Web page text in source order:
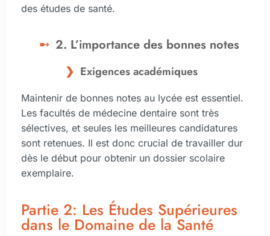
des études de santé.
2. L’importance des bonnes notes
Exigences académiques
Maintenir de bonnes notes au lycée est essentiel.
Les facultés de médecine dentaire sont très
sélectives, et seules les meilleures candidatures
sont retenues. Il est donc crucial de travailler dur
dès le début pour obtenir un dossier scolaire
exemplaire.
Partie 2: Les Études Supérieures
dans le Domaine de la Santé